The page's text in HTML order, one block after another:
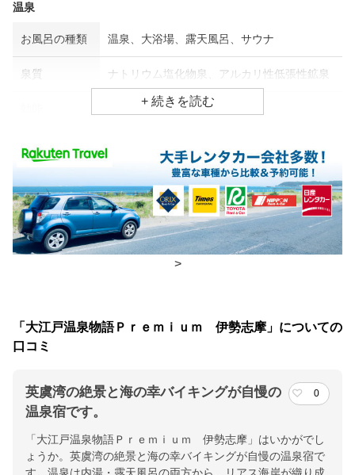
温泉
お風呂の種類 温泉、大浴場、露天風呂、サウナ
泉質 ナトリウム塩化物泉、アルカリ性低張性鉱泉
外傷、冷え性
食事場所
朝食 レストラン(バイキング)
夕食 レストラン(バイキング)
チェックイン・チェックアウト時間
チェックアウ
ト
11:00
交通アクセス
近鉄 鵜方駅よりお車にて約20分 鵜方駅より有料送迎バスあり(事
提供：楽天トラベル
>
「大江戸温泉物語Ｐｒｅｍｉｕｍ 伊勢志摩」についての
口コミ
英虞湾の絶景と海の幸バイキングが自慢の
温泉宿です。
0
「大江戸温泉物語Ｐｒｅｍｉｕｍ 伊勢志摩」はいかがでし
ょうか。英虞湾の絶景と海の幸バイキングが自慢の温泉宿で